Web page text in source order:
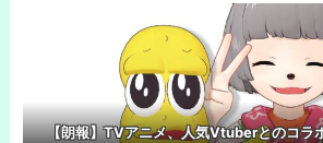
【朗報】TVアニメ、人気Vtuberとのコラ